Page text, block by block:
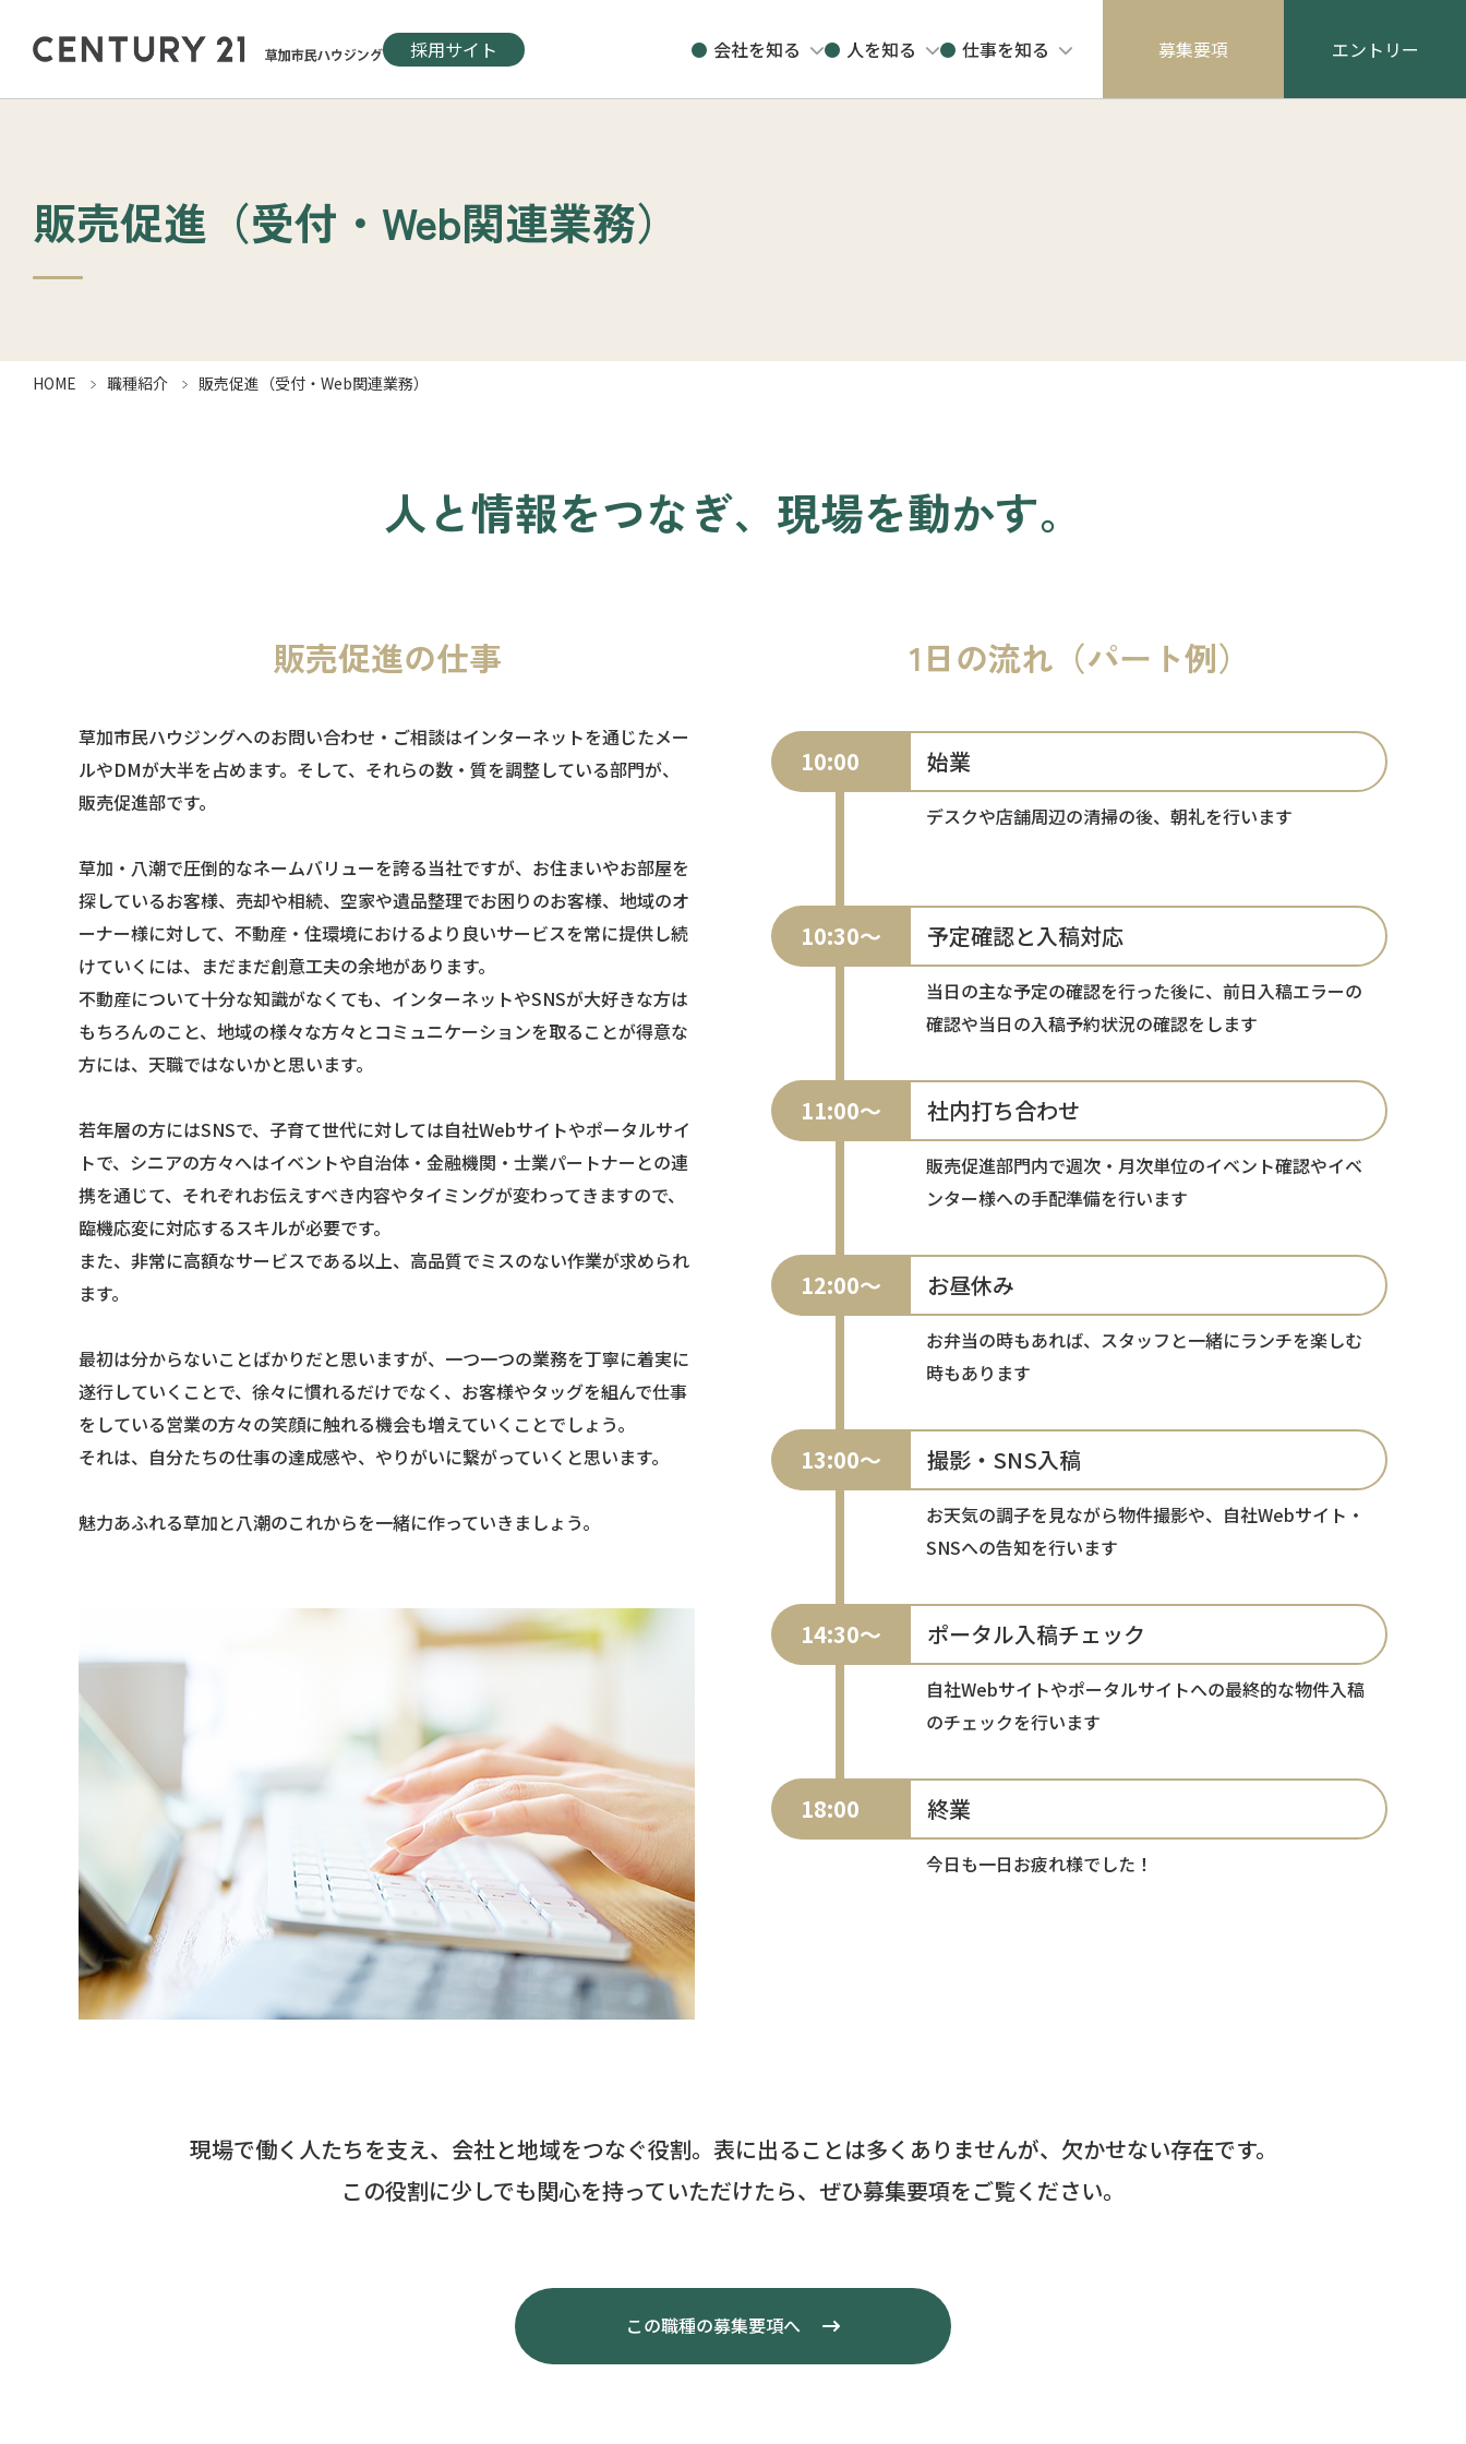
採用サイト 会社を知る 人を知る 仕事を知る 募集要項 エントリー
販売促進（受付・Web関連業務）
HOME 職種紹介 販売促進（受付・Web関連業務）
人と情報をつなぎ、現場を動かす。
販売促進の仕事
草加市民ハウジングへのお問い合わせ・ご相談はインターネットを通じたメー
ルやDMが大半を占めます。そして、それらの数・質を調整している部門が、
販売促進部です。
草加・八潮で圧倒的なネームバリューを誇る当社ですが、お住まいやお部屋を
探しているお客様、売却や相続、空家や遺品整理でお困りのお客様、地域のオ
ーナー様に対して、不動産・住環境におけるより良いサービスを常に提供し続
けていくには、まだまだ創意工夫の余地があります。
不動産について十分な知識がなくても、インターネットやSNSが大好きな方は
もちろんのこと、地域の様々な方々とコミュニケーションを取ることが得意な
方には、天職ではないかと思います。
若年層の方にはSNSで、子育て世代に対しては自社Webサイトやポータルサイ
トで、シニアの方々へはイベントや自治体・金融機関・士業パートナーとの連
携を通じて、それぞれお伝えすべき内容やタイミングが変わってきますので、
臨機応変に対応するスキルが必要です。
また、非常に高額なサービスである以上、高品質でミスのない作業が求められ
ます。
最初は分からないことばかりだと思いますが、一つ一つの業務を丁寧に着実に
遂行していくことで、徐々に慣れるだけでなく、お客様やタッグを組んで仕事
をしている営業の方々の笑顔に触れる機会も増えていくことでしょう。
それは、自分たちの仕事の達成感や、やりがいに繋がっていくと思います。
魅力あふれる草加と八潮のこれからを一緒に作っていきましょう。
1日の流れ（パート例）
10:00 始業
デスクや店舗周辺の清掃の後、朝礼を行います
10:30～ 予定確認と入稿対応
当日の主な予定の確認を行った後に、前日入稿エラーの
確認や当日の入稿予約状況の確認をします
11:00～ 社内打ち合わせ
販売促進部門内で週次・月次単位のイベント確認やイベ
ンター様への手配準備を行います
12:00～ お昼休み
お弁当の時もあれば、スタッフと一緒にランチを楽しむ
時もあります
13:00～ 撮影・SNS入稿
お天気の調子を見ながら物件撮影や、自社Webサイト・
SNSへの告知を行います
14:30～ ポータル入稿チェック
自社Webサイトやポータルサイトへの最終的な物件入稿
のチェックを行います
18:00 終業
今日も一日お疲れ様でした！
現場で働く人たちを支え、会社と地域をつなぐ役割。表に出ることは多くありませんが、欠かせない存在です。
この役割に少しでも関心を持っていただけたら、ぜひ募集要項をご覧ください。
この職種の募集要項へ